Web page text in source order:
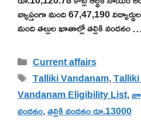
వ్యాప్తంగా మంది 67,47,190
మంది తల్లుల ఖాతాల్లో తల్లికి వందనం
Categories
Current affairs
Tags
Talliki Vandanam,
Vandanam Eligibility List,
వందనం,తల్లికి వందనం రూ.13000